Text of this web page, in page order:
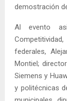
demostración
Al evento
federales,
Montiel;
Siemens y
y politécnicas